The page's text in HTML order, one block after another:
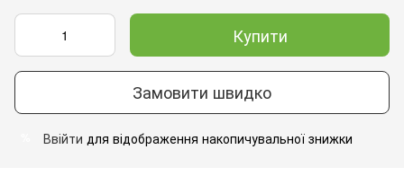
Купити
Замовити швидко
Ввійти для відображення накопичувальної знижки